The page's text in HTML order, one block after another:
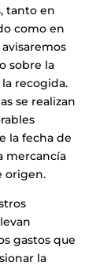
tanto en
como en
avisaremos
sobre la
recogida.
se realizan
la fecha de
mercancía
origen.
gastos que
la